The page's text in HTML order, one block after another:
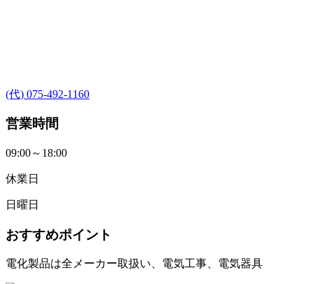
(代) 075-492-1160
営業時間
09:00～18:00
休業日
日曜日
おすすめポイント
電化製品は全メーカー取扱い、電気工事、電気器具